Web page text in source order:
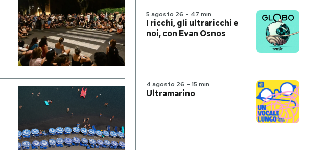
5 agosto 26 - 47 min
I ricchi, gli ultraricchi e
noi, con Evan Osnos
4 agosto 26 - 15 min
Ultramarino